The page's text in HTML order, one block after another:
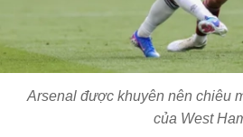
Arsenal được khuyên nên chiêu
của West